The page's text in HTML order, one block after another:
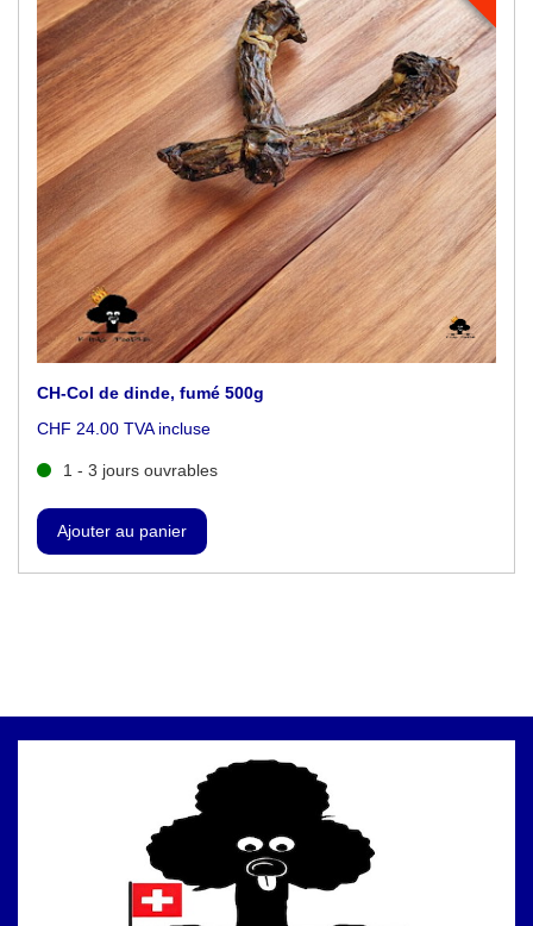
CH-Col de dinde, fumé 500g
CHF 24.00 TVA incluse
1 - 3 jours ouvrables